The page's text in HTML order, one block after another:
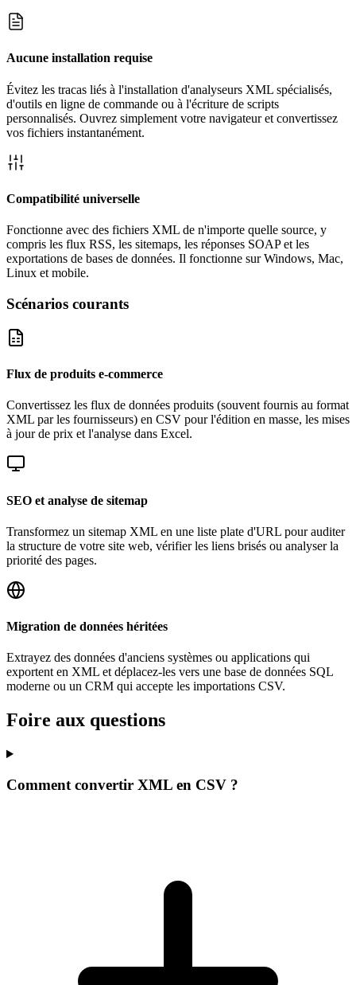
Aucune installation requise
Évitez les tracas liés à l'installation d'analyseurs XML spécialisés,
d'outils en ligne de commande ou à l'écriture de scripts
personnalisés. Ouvrez simplement votre navigateur et convertissez
vos fichiers instantanément.
Compatibilité universelle
Fonctionne avec des fichiers XML de n'importe quelle source, y
compris les flux RSS, les sitemaps, les réponses SOAP et les
exportations de bases de données. Il fonctionne sur Windows, Mac,
Linux et mobile.
Scénarios courants
Flux de produits e-commerce
Convertissez les flux de données produits (souvent fournis au format
XML par les fournisseurs) en CSV pour l'édition en masse, les mises
à jour de prix et l'analyse dans Excel.
SEO et analyse de sitemap
Transformez un sitemap XML en une liste plate d'URL pour auditer
la structure de votre site web, vérifier les liens brisés ou analyser la
priorité des pages.
Migration de données héritées
Extrayez des données d'anciens systèmes ou applications qui
exportent en XML et déplacez-les vers une base de données SQL
moderne ou un CRM qui accepte les importations CSV.
Foire aux questions
Comment convertir XML en CSV ?